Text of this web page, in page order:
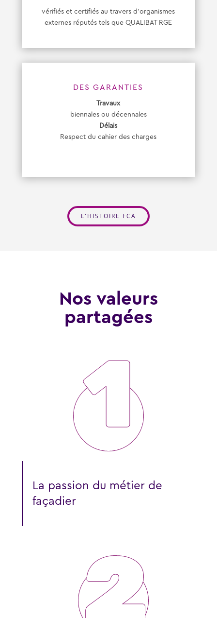
vérifiés et certifiés au travers d’organismes
externes réputés tels que QUALIBAT RGE
DES GARANTIES
Travaux
biennales ou décennales
Délais
Respect du cahier des charges
L'HISTOIRE FCA
Nos valeurs
partagées
La passion du métier de
façadier